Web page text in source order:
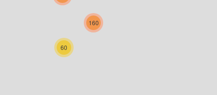
60
160